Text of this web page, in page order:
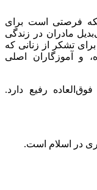
فرصتی است برای
مادران در زندگی
تشکر از زنانی که
و آموزگاران اصلی
رفیع دارد.
در اسلام است.